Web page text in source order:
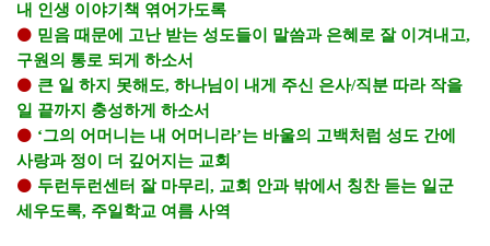
내 인생 이야기책 엮어가도록
⚫ 믿음 때문에 고난 받는 성도들이 말씀과 은혜로 잘 이겨내고,
구원의 통로 되게 하소서
⚫ 큰 일 하지 못해도, 하나님이 내게 주신 은사/직분 따라 작을
일 끝까지 충성하게 하소서
⚫ ‘그의 어머니는 내 어머니라’는 바울의 고백처럼 성도 간에
사랑과 정이 더 깊어지는 교회
⚫ 두런두런센터 잘 마무리 , 교회 안과 밖에서 칭찬 듣는 일군
세우도록, 주일학교 여름 사역